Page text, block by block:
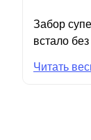
Забор
встало
Читать